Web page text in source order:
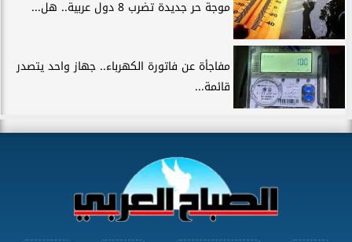
موجة حر جديدة تضرب 8 دول عربية.. هل...
مفاجأة عن فاتورة الكهرباء.. جهاز واحد يتصدر
قائمة...